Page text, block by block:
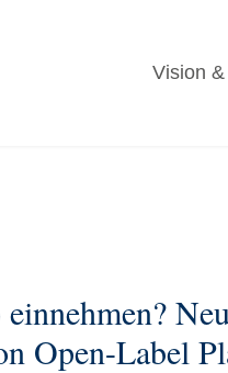
Vision
Open-Label